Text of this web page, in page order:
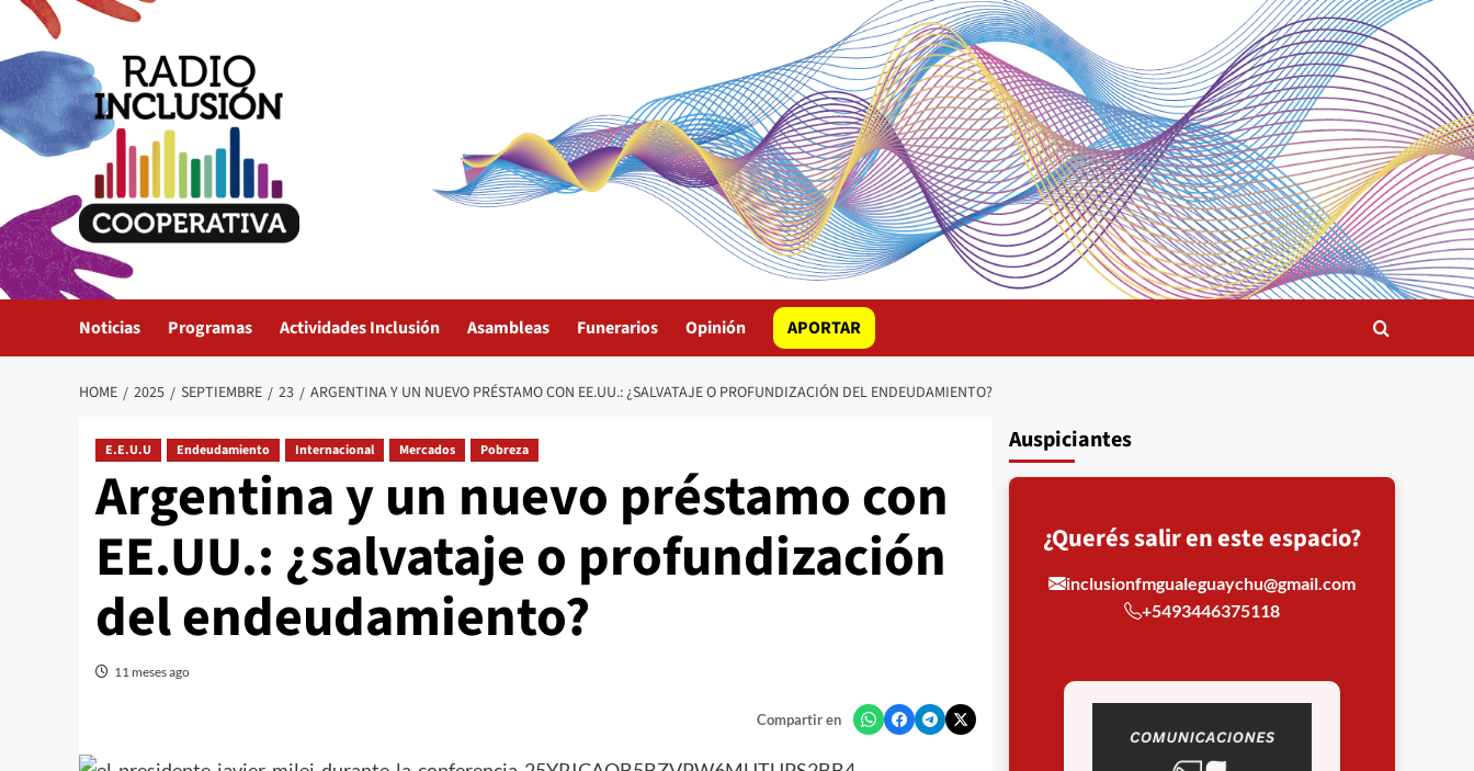
Skip
content
Noticias Programas Actividades Inclusión Asambleas Funerarios Opinión APORTAR
HOME 2025 SEPTIEMBRE 23 ARGENTINA Y UN NUEVO PRÉSTAMO CON EE.UU.: ¿SALVATAJE O PROFUNDIZACIÓN DEL ENDEUDAMIENTO?
E.E.U.U Endeudamiento Internacional Mercados Pobreza
Argentina y un nuevo préstamo con
EE.UU.: ¿salvataje o profundización
del endeudamiento?
11 meses ago
Compartir en
Auspiciantes
¿Querés salir en este espacio?
inclusionfmgualeguaychu@gmail.com
+5493446375118